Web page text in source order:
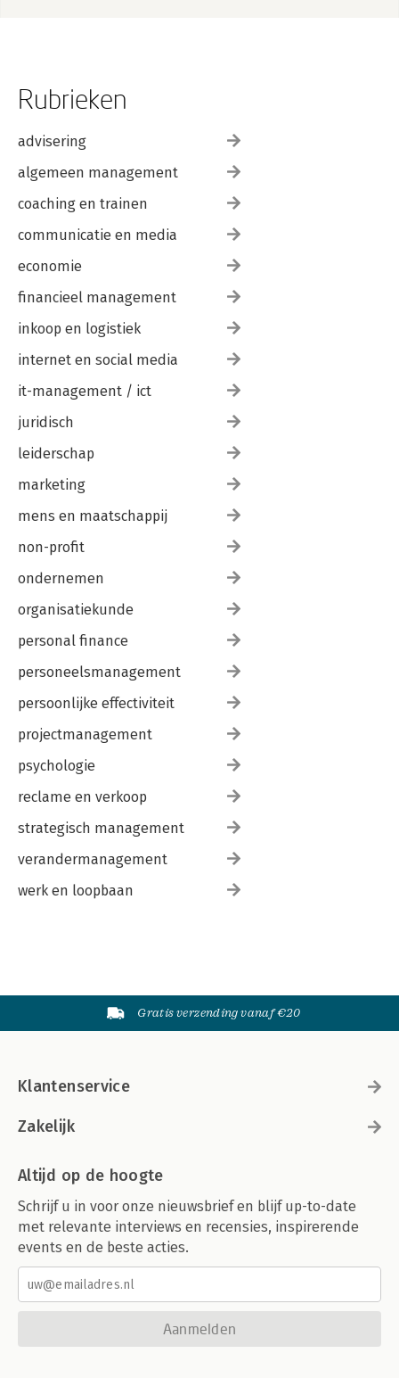
Rubrieken
advisering
algemeen management
coaching en trainen
communicatie en media
economie
financieel management
inkoop en logistiek
internet en social media
it-management / ict
juridisch
leiderschap
marketing
mens en maatschappij
non-profit
ondernemen
organisatiekunde
personal finance
personeelsmanagement
persoonlijke effectiviteit
projectmanagement
psychologie
reclame en verkoop
strategisch management
verandermanagement
werk en loopbaan
Gratis verzending vanaf €20
Klantenservice
Zakelijk
Altijd op de hoogte
Schrijf u in voor onze nieuwsbrief en blijf up-to-date
met relevante interviews en recensies, inspirerende
events en de beste acties.
Aanmelden